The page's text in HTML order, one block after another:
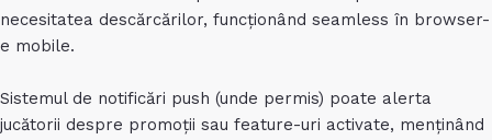
necesitatea descărcărilor, funcționând seamless în browser-
e mobile.
Sistemul de notificări push (unde permis) poate alerta
jucătorii despre promoții sau feature-uri activate, menținând